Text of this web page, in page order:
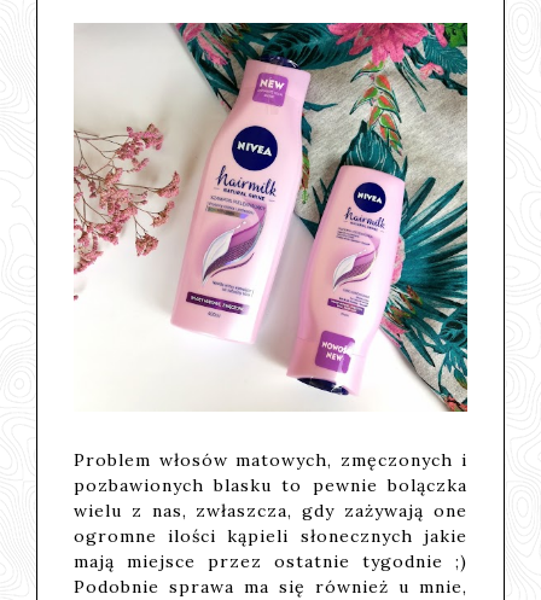
Problem włosów matowych, zmęczonych i
pozbawionych blasku to pewnie bolączka
wielu z nas, zwłaszcza, gdy zażywają one
ogromne ilości kąpieli słonecznych jakie
mają miejsce przez ostatnie tygodnie ;)
Podobnie sprawa ma się również u mnie,